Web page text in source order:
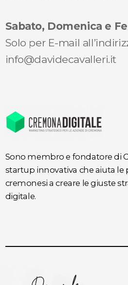
Sabato, Domenica e
Solo per E-mail
info@davidecavalleri.it
Sono membro e fondatore di
startup innovativa che aiuta le
cremonesi a creare le giuste
digitale.